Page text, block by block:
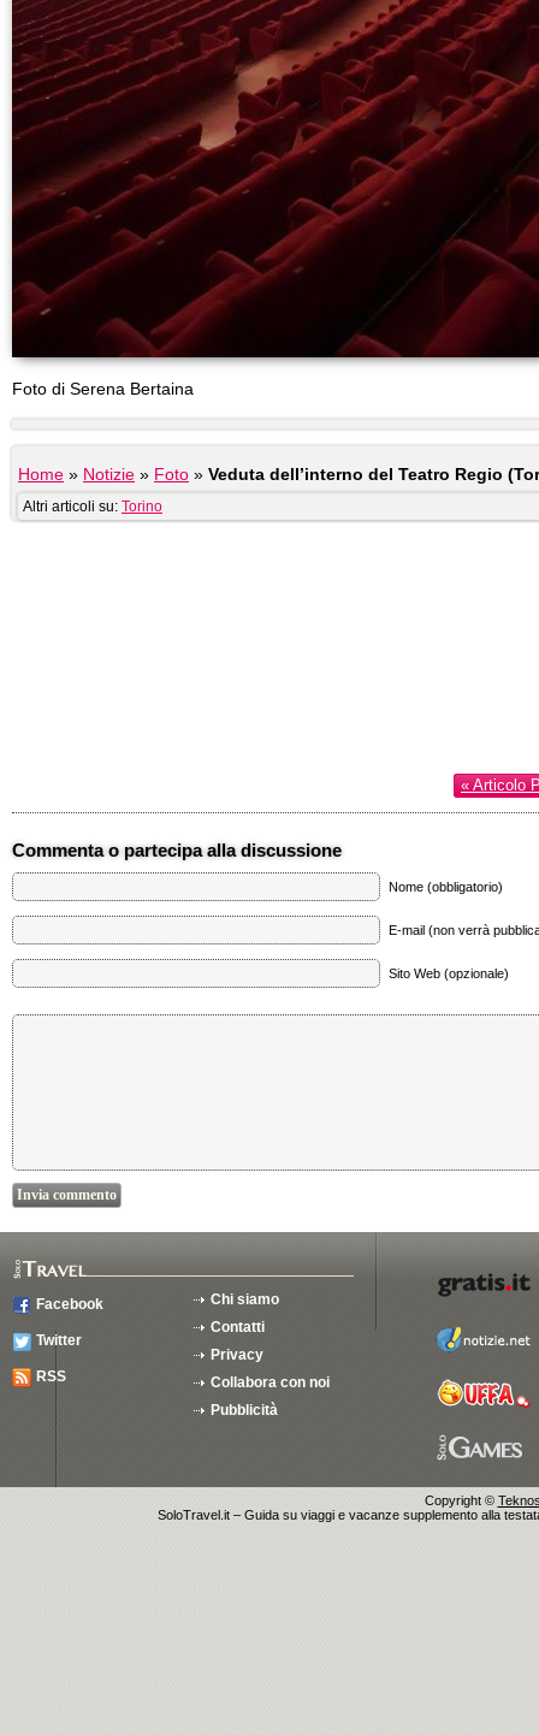
Foto di Serena Bertaina
Home » Notizie » Foto » Veduta dell’interno del Teatro Regio
Altri articoli su: Torino
« Articolo
Commenta o partecipa alla discussione
Nome (obbligatorio)
E-mail (non verrà
Sito Web (opzionale)
Facebook
Twitter
RSS
Chi siamo
Contatti
Privacy
Collabora con noi
Pubblicità
Copyright ©
SoloTravel.it – Guida su viaggi e vacanze supplemento alla